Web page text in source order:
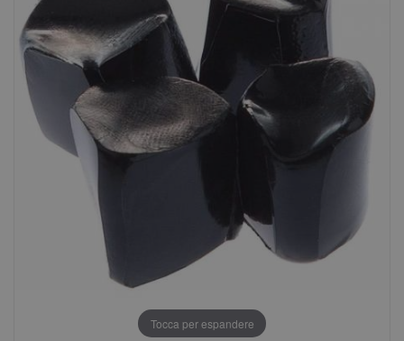
Tocca per espandere